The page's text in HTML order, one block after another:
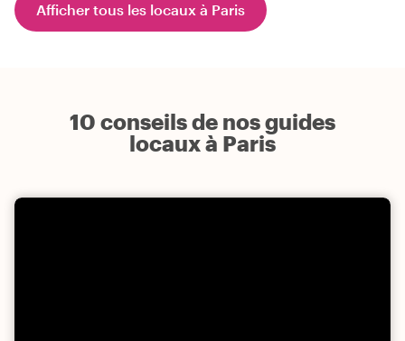
Afficher tous les locaux à Paris
10 conseils de nos guides
locaux à Paris